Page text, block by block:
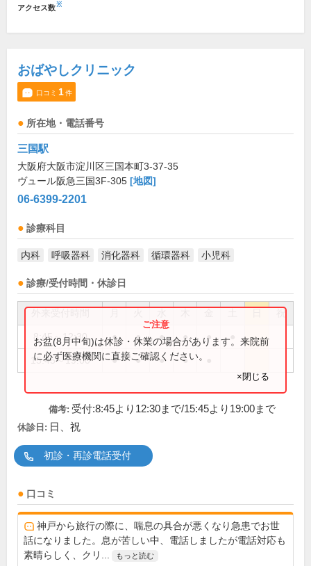
アクセス数※
おばやしクリニック
口コミ 1件
所在地・電話番号
三国駅
大阪府大阪市淀川区三国本町3-37-35
ヴュール阪急三国3F-305 [地図]
06-6399-2201
診療科目
内科 呼吸器科 消化器科 循環器科 小児科
診療/受付時間・休診日
祝
8:45～12:30 ● ● ● ● ●
15:45～19:00 ● ● ● ●
お盆(8月中旬)は休診・休業の場合があります。来院前
に必ず医療機関に直接ご確認ください。
×閉じる
備考: 受付:8:45より12:30まで/15:45より19:00まで
休診日: 日、祝
初診・再診電話受付
口コミ
神戸から旅行の際に、喘息の具合が悪くなり急患でお世
話になりました。息が苦しい中、電話しましたが電話対応も
素晴らしく、クリ...
もっと読む